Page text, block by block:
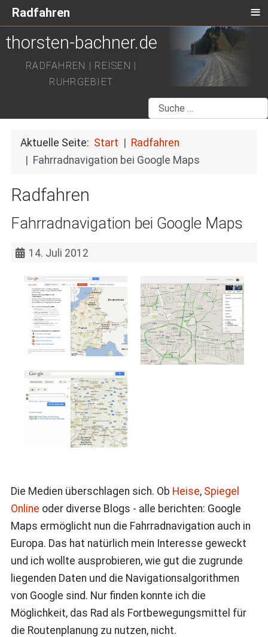
thorsten-bachner.de
RADFAHREN | REISEN |
RUHRGEBIET
Suchen
Aktuelle Seite: Start
Radfahren
Fahrradnavigation bei Google Maps
Radfahren
Fahrradnavigation bei Google Maps
14. Juli 2012
Die Medien überschlagen sich. Ob Heise, Spiegel
Online oder diverse Blogs - alle berichten: Google
Maps ermöglicht nun die Fahrradnavigation auch in
Europa. Das hat natürlich mein Interesse geweckt
und ich wollte ausprobieren, wie gut die zugrunde
liegenden Daten und die Navigationsalgorithmen
von Google sind. Nur finden konnte ich die
Möglichkeit, das Rad als Fortbewegungsmittel für
die Routenplanung zu nutzen, nicht.
Radfahren ≡